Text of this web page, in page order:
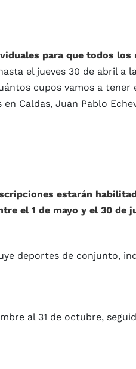
para que todos
el jueves 30 de abril a
cupos vamos a tener
Caldas, Juan Pablo
estarán
el 1 de mayo y el 30 de
deportes de conjunto,
al 31 de octubre,